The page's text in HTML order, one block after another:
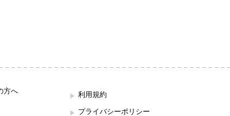
方へ 利用規約
プライバシーポリシー